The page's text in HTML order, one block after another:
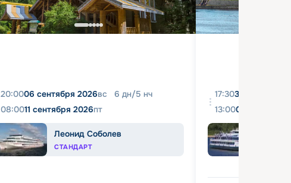
20:0006 сентября 2026вс 6 дн/5 нч
08:0011 сентября 2026пт
Леонид Соболев
СТАНДАРТ
17:3031 августа
13:0004 сентября